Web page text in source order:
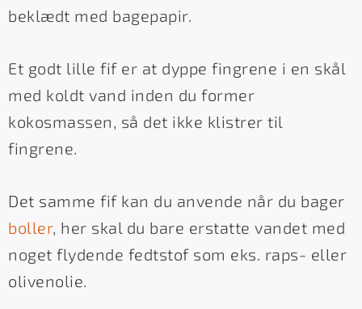
beklædt med bagepapir.
Et godt lille fif er at dyppe fingrene i en skål
med koldt vand inden du former
kokosmassen, så det ikke klistrer til
fingrene.
Det samme fif kan du anvende når du bager
boller, her skal du bare erstatte vandet med
noget flydende fedtstof som eks. raps- eller
olivenolie.